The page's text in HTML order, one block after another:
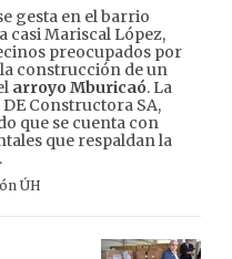
gesta en el barrio
casi Mariscal López,
preocupados por
construcción de un
arroyo Mburicaó. La
Constructora SA,
que se cuenta con
que respaldan la
ÚH